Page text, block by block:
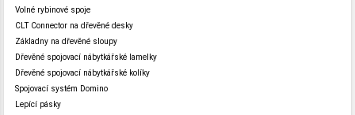
Volné rybinové spoje
CLT Connector na dřevěné desky
Základny na dřevěné sloupy
Dřevěné spojovací nábytkářské lamelky
Dřevěné spojovací nábytkářské kolíky
Spojovací systém Domino
Lepící pásky